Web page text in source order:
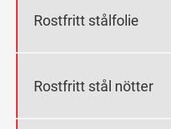
Rostfritt stålfolie
Rostfritt stål nötter